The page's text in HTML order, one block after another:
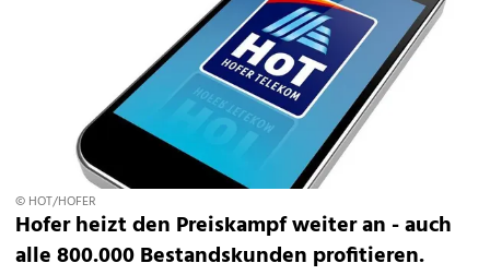
© HOT/HOFER
Hofer heizt den Preiskampf weiter an - auch
alle 800.000 Bestandskunden profitieren.